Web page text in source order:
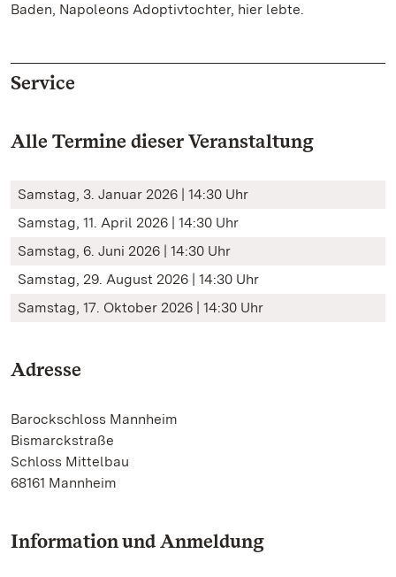
Baden, Napoleons Adoptivtochter, hier lebte.
Service
Alle Termine dieser Veranstaltung
Samstag, 3. Januar 2026 | 14:30 Uhr
Samstag, 11. April 2026 | 14:30 Uhr
Samstag, 6. Juni 2026 | 14:30 Uhr
Samstag, 29. August 2026 | 14:30 Uhr
Samstag, 17. Oktober 2026 | 14:30 Uhr
Adresse
Barockschloss Mannheim
Bismarckstraße
Schloss Mittelbau
68161 Mannheim
Information und Anmeldung